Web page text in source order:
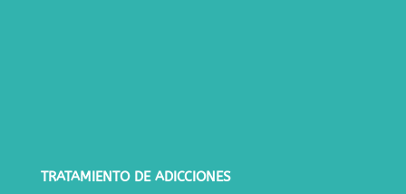
TRATAMIENTO DE ADICCIONES